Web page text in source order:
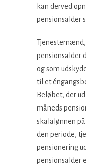
kan derved
pensionsalder
pensionsalder
og som
til et
Beløbet, der
måneds
skalalønnen
den periode,
pensionering
pensionsalder